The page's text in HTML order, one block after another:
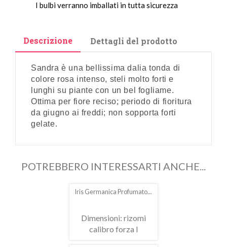
I bulbi verranno imballati in tutta sicurezza
Descrizione Dettagli del prodotto
Sandra è una bellissima dalia tonda di
colore rosa intenso, steli molto forti e
lunghi su piante con un bel fogliame.
Ottima per fiore reciso; periodo di fioritura
da giugno ai freddi; non sopporta forti
gelate.
POTREBBERO INTERESSARTI ANCHE...
Iris Germanica Profumato...
Dimensioni: rizomi
calibro forza I